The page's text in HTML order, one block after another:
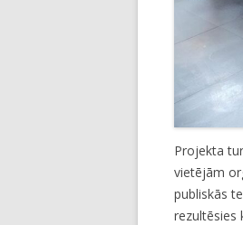
Projekta
vietējām
publiskās
rezultēsies